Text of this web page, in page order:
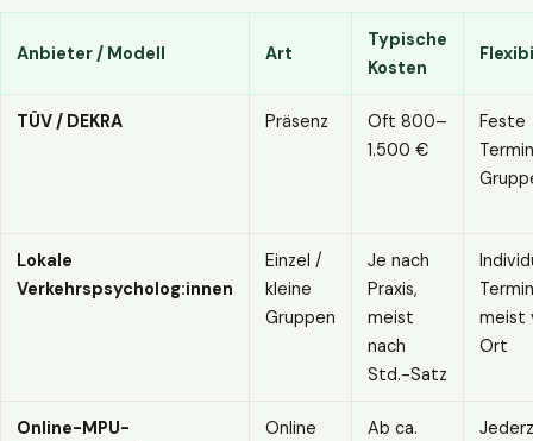
Anbieter / Modell Art
Typische
Kosten
TÜV / DEKRA Präsenz
Oft 800–
1.500 €
Feste
Lokale
Verkehrspsycholog:innen
Einzel /
kleine
Gruppen
Je nach
Praxis,
meist
nach
Std.-Satz
meist
Ort
Online-MPU-
Online
Ab ca.